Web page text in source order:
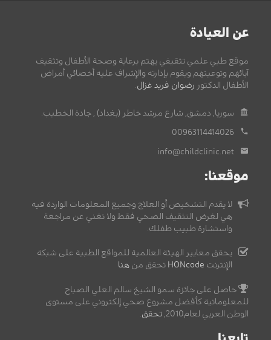
عن العيادة
موقع طبي علمي تثقيفي يهتم برعاية وصحة الأطفال وتثقيف
آبائهم وتوعيتهم ويقوم بإدارته والإشراف عليه أخصائي أمراض
الأطفال الدكتور رضوان فريد غزال.
سوريا, دمشق, شارع مرشد خاطر (بغداد) , جادة الخطيب.
00963114414026
info@childclinic.net
موقعنا:
لا يقدم التشخيص أو العلاج وجميع المعلومات الواردة فيه
هي لغرض التثقيف الصحي فقط ولا تغني عن مراجعة
واستشارة طبيب طفلك.
يحقق معايير الهيئة العالمية للمواقع الطبية على شبكة
الإنترنت HONcode تحقق من هنا
حاصل على جائزة سمو الشيخ سالم العلي الصباح
للمعلوماتية كأفضل مشروع صحي إلكتروني على مستوى
الوطن العربي لعام2010,
تحقق.